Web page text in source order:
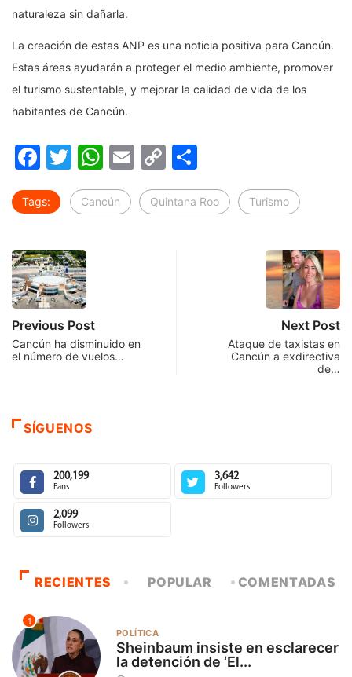
naturaleza sin dañarla.
La creación de estas ANP es una noticia positiva para Cancún.
Estas áreas ayudarán a proteger el medio ambiente, promover
el turismo sustentable, y mejorar la calidad de vida de los
habitantes de Cancún.
Facebook
Twitter
WhatsApp
Email
Copy
Link
Tags: Cancún Quintana Roo Turismo
Previous Post
Cancún ha disminuido en
el número de vuelos…
Next Post
Ataque de taxistas en
Cancún a exdirectiva
de…
SÍGUENOS
200,199
Fans
3,642
Followers
2,099
Followers
RECIENTES POPULAR COMENTADAS
1
POLÍTICA
Sheinbaum insiste en esclarecer
la detención de ‘El...